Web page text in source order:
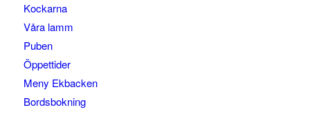
Kockarna
Våra lamm
Puben
Öppettider
Meny Ekbacken
Bordsbokning